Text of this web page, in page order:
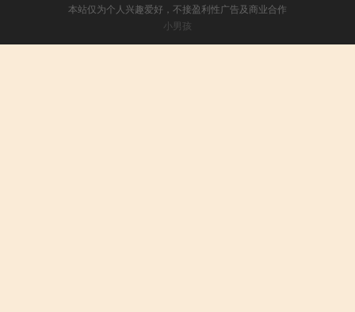
本站仅为个人兴趣爱好，不接盈利性广告及商业合作
小男孩